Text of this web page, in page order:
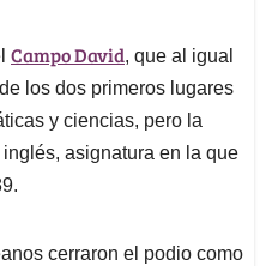
Campo David, que al igual
los dos primeros lugares
y ciencias, pero la
asignatura en la que
cerraron el podio como